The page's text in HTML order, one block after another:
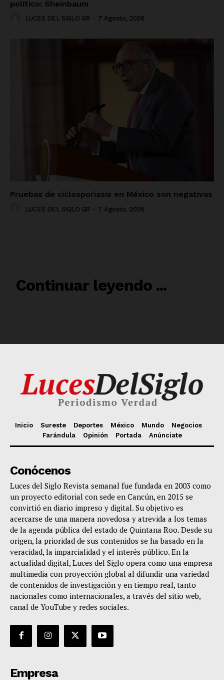
Inicio Sureste Deportes México Mundo
Negocios
Farándula
Opinión Portada Anúnciate
Conócenos
Luces del Siglo Revista semanal fue fundada en 2003 como
un proyecto editorial con sede en Cancún, en 2015 se
convirtió en diario impreso y digital. Su objetivo es
acercarse de una manera novedosa y atrevida a los temas
de la agenda pública del estado de Quintana Roo. Desde su
origen, la prioridad de sus contenidos se ha basado en la
veracidad, la imparcialidad y el interés público. En la
actualidad digital, Luces del Siglo opera como una empresa
multimedia con proyección global al difundir una variedad
de contenidos de investigación y en tiempo real, tanto
nacionales como internacionales, a través del sitio web,
canal de YouTube y redes sociales.
Empresa